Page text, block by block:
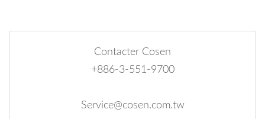
Contacter Cosen
+886-3-551-9700
Service@cosen.com.tw